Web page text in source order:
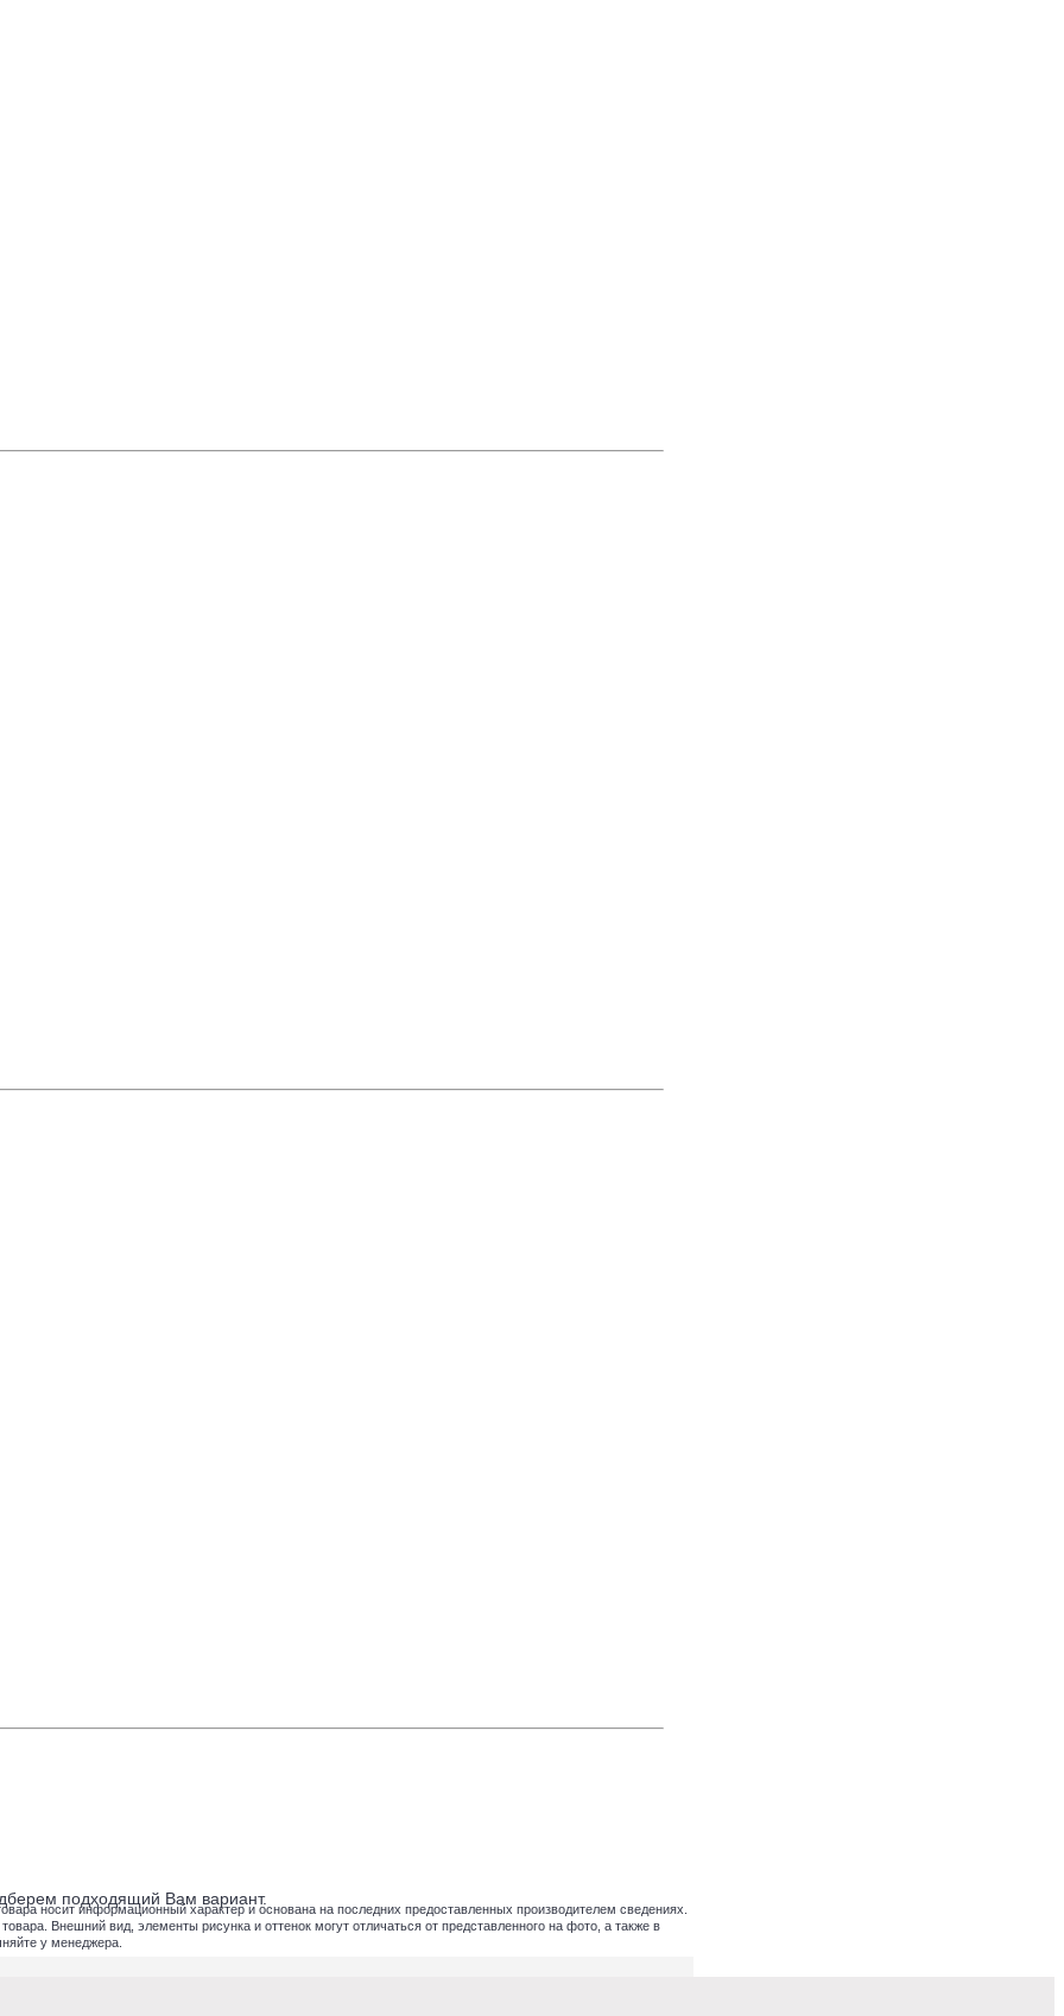
подходящий Вам вариант.
носит информационный характер и основана на последних предоставленных производителем сведениях.
Внешний вид, элементы рисунка и оттенок могут отличаться от представленного на фото, а также в
у менеджера.